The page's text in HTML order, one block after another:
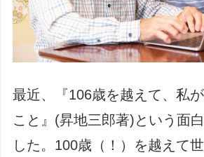
最近、『106歳を越えて、私
こと』(昇地三郎著)という面
した。100歳（！）を越えて